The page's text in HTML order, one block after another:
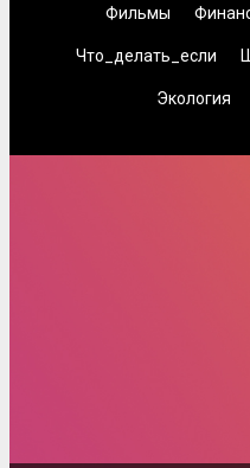
Фильмы
Что_делать_если
Экология